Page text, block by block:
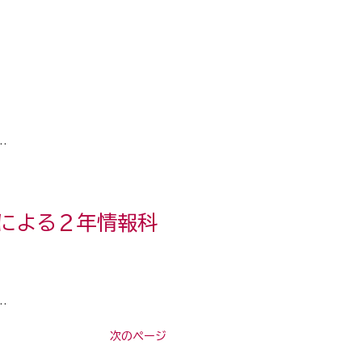
よる２年情報科
次のページ